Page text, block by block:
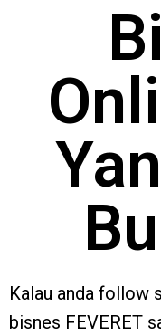
Kalau anda follow
bisnes FEVERET